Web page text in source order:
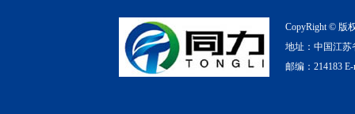
CopyRight © 版
地址：中国江苏
邮编：214183